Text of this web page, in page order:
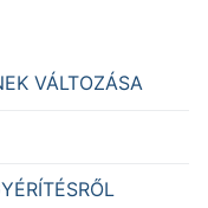
VÁLTOZÁSA